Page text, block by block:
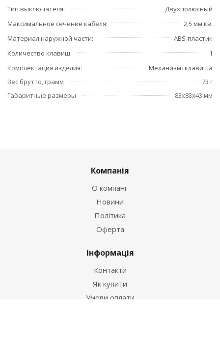
Тип выключателя
Двухполюсный
Максимальное сечение кабеля
2,5 мм.кв.
Материал наружной части
ABS-пластик
Количество клавиш
1
Комплектация изделия
Механизм+клавиша
Вес брутто, грамм
73 г
Габаритные размеры
83x83x43 мм
Компанія
О компанії
Новини
Політика
Оферта
Інформація
Контакти
Як купити
Умови оплати